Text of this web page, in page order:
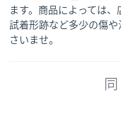
ます。商品によっては、
試着形跡など多少の傷
さいませ。